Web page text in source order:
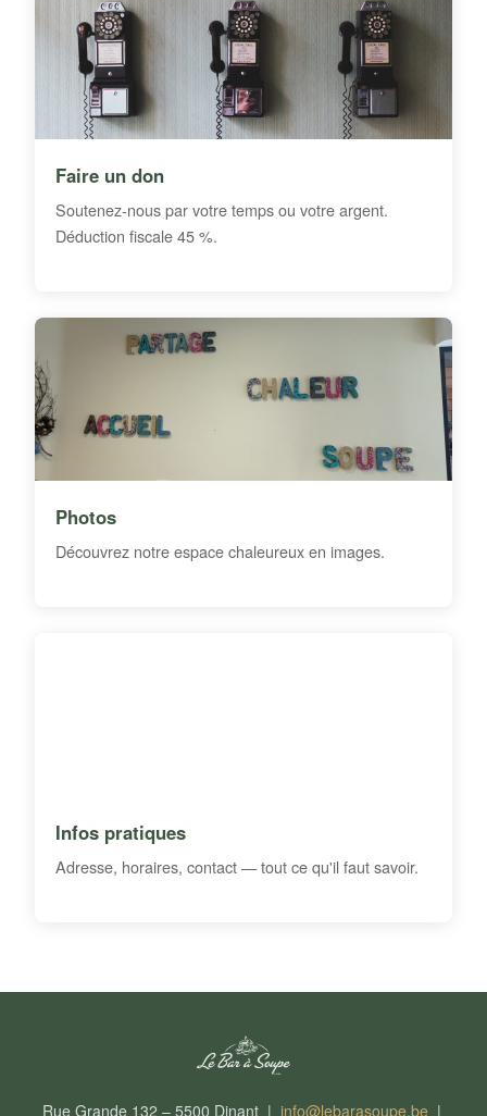
Faire un don
Soutenez-nous par votre temps ou votre argent.
Déduction fiscale 45 %.
Photos
Découvrez notre espace chaleureux en images.
Infos pratiques
Adresse, horaires, contact — tout ce qu'il faut savoir.
Rue Grande 132 – 5500 Dinant | info@lebarasoupe.be|